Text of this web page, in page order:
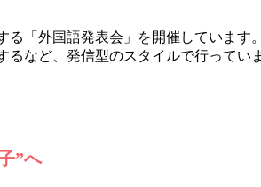
「外国語発表会」を開催していま
など、発信型のスタイルで行ってい
”へ